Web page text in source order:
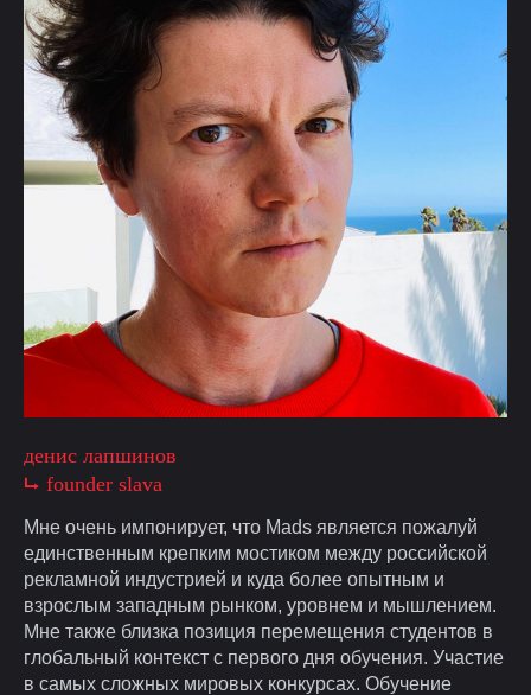
денис лапшинов
⮡ founder slava
Мне очень импонирует, что Mads является пожалуй
единственным крепким мостиком между российской
рекламной индустрией и куда более опытным и
взрослым западным рынком, уровнем и мышлением.
Мне также близка позиция перемещения студентов в
глобальный контекст с первого дня обучения. Участие
в самых сложных мировых конкурсах. Обучение